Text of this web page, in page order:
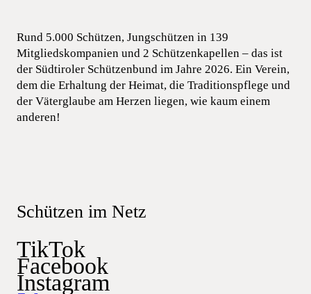
Rund 5.000 Schützen, Jungschützen in 139
Mitgliedskompanien und 2 Schützenkapellen – das ist
der Südtiroler Schützenbund im Jahre 2026. Ein Verein,
dem die Erhaltung der Heimat, die Traditionspflege und
der Väterglaube am Herzen liegen, wie kaum einem
anderen!
Schützen im Netz
TikTok
Facebook
Instagram